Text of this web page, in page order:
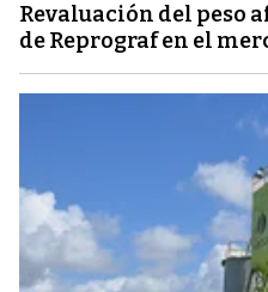
Revaluación del peso
de Reprograf en el